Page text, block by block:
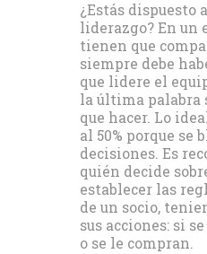
¿Estás dispuesto
liderazgo? En un
tienen que
siempre debe
que lidere el
la última palabra
que hacer. Lo
al 50% porque se
decisiones. Es
quién decide
establecer las
de un socio,
sus acciones: si
o se le compran.